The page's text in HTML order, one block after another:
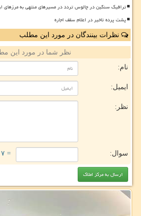
ترافیک سنگین در چالوس تردد در مسیرهای منتهی به مرزهای
پشت پرده تاخیر در اعلام سقف اجاره
نظرات بینندگان در مورد این مطلب
نظر شما در مورد این
نام:
ایمیل:
نظر:
سوال: = ۷ بعلاوه ۴